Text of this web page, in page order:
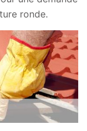
ronde.